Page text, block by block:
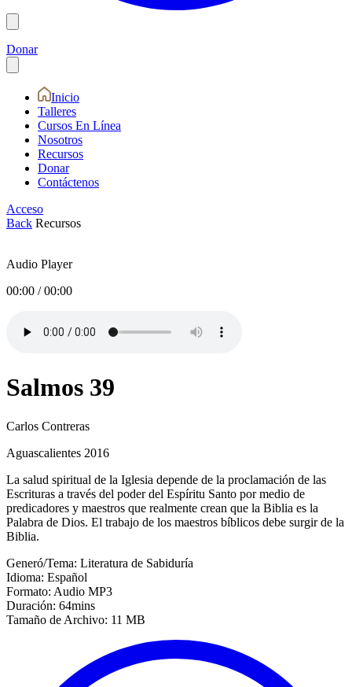
Donar
Inicio
Talleres
Cursos En Línea
Nosotros
Recursos
Donar
Contáctenos
Acceso
Back Recursos
Audio Player
00:00 /00:00
Salmos 39
Carlos Contreras
Aguascalientes 2016
La salud spiritual de la Iglesia depende de la proclamación de las
Escrituras a través del poder del Espíritu Santo por medio de
predicadores y maestros que realmente crean que la Biblia es la
Palabra de Dios. El trabajo de los maestros bíblicos debe surgir de la
Biblia.
Generó/Tema: Literatura de Sabiduría
Idioma: Español
Formato: Audio MP3
Duración: 64mins
Tamaño de Archivo: 11 MB